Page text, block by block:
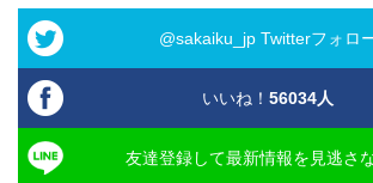
@sakaiku_jp Twitterフォロ
いいね！ 56034人
友達登録して最新情報を見逃さ